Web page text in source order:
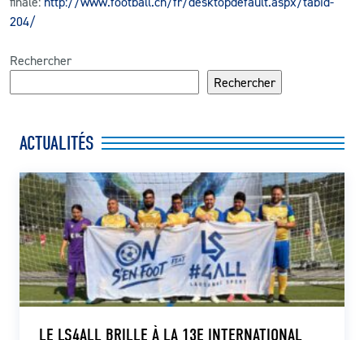
LS ACADEMY CAMPS
204/
Rechercher
Rechercher
ACTUALITÉS
LE LS4ALL BRILLE À LA 13E INTERNATIONAL